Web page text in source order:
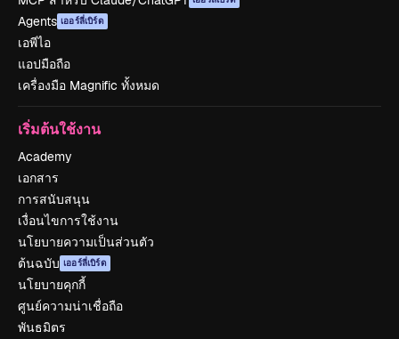
Agents เออร์ลี่เบิร์ด
เอพีไอ
แอปมือถือ
เครื่องมือ Magnific ทั้งหมด
เริ่มต้นใช้งาน
Academy
เอกสาร
การสนับสนุน
เงื่อนไขการใช้งาน
นโยบายความเป็นส่วนตัว
ต้นฉบับ เออร์ลี่เบิร์ด
นโยบายคุกกี้
ศูนย์ความน่าเชื่อถือ
พันธมิตร